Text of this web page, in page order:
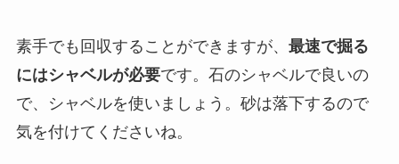
素手でも回収することができますが、 最速で掘る
にはシャベルが必要です。石のシャベルで良いの
で、シャベルを使いましょう。砂は落下するので
気を付けてくださいね。